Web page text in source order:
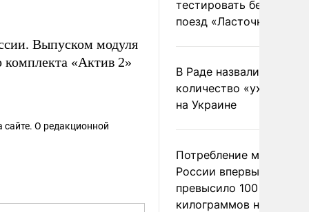
Выпуском модуля
комплекта «Актив 2»
сайте. О редакционной
тестировать
поезд «Ласточка»
В Раде назвали
количество
на Украине
Потребление мяса в
России впервые
превысило 100
килограммов на